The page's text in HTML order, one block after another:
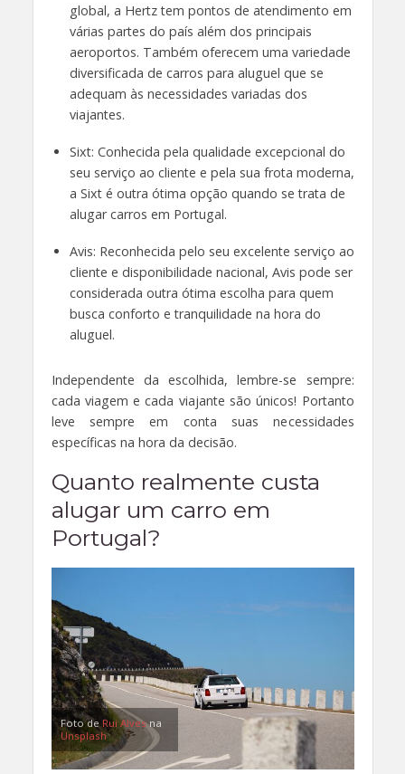
global, a Hertz tem pontos de atendimento em
várias partes do país além dos principais
aeroportos. Também oferecem uma variedade
diversificada de carros para aluguel que se
adequam às necessidades variadas dos
viajantes.
Sixt: Conhecida pela qualidade excepcional do
seu serviço ao cliente e pela sua frota moderna,
a Sixt é outra ótima opção quando se trata de
alugar carros em Portugal.
Avis: Reconhecida pelo seu excelente serviço ao
cliente e disponibilidade nacional, Avis pode ser
considerada outra ótima escolha para quem
busca conforto e tranquilidade na hora do
aluguel.
Independente da escolhida, lembre-se sempre:
cada viagem e cada viajante são únicos! Portanto
leve sempre em conta suas necessidades
específicas na hora da decisão.
Quanto realmente custa
alugar um carro em
Portugal?
Foto de Rui Alvesna
Unsplash